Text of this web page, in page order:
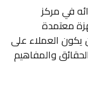
في مركز
معتمدة
يكون العملاء على
الحقائق والمفاهيم